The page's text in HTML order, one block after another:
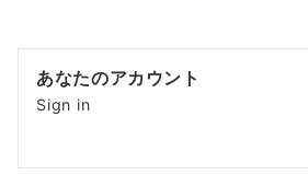
あなたのアカウント
Sign in